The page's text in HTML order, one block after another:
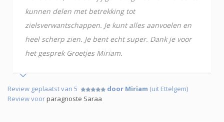
kunnen delen met betrekking tot
zielsverwantschappen. Je kunt alles aanvoelen en
heel scherp zien. Je bent echt super. Dank je voor
het gesprek Groetjes Miriam.
Review geplaatst van 5 door Miriam (uit Ettelgem)
Review voorparagnoste Saraa